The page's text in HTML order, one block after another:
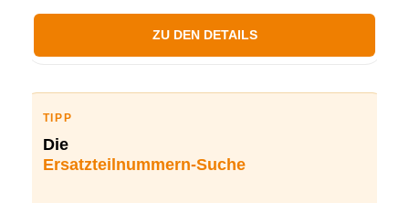
ZU DEN DETAILS
TIPP
Die
Ersatzteilnummern-Suche